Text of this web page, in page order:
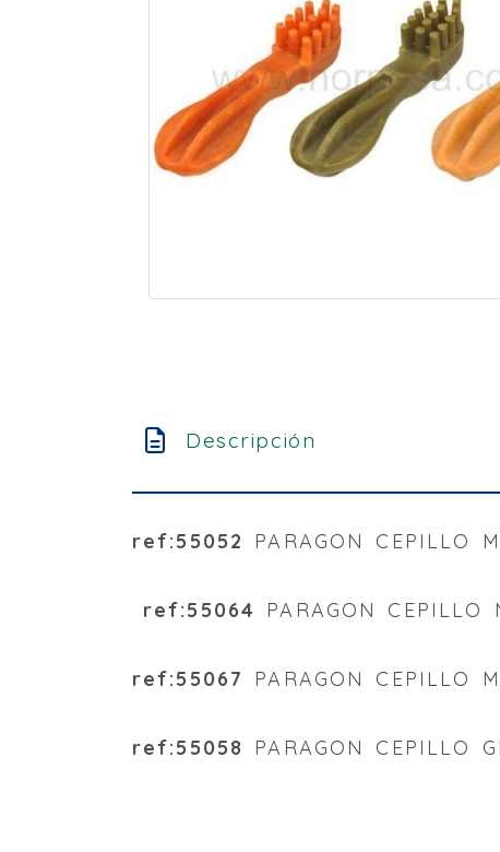
Descripción
ref:55052 PARAGON CEPILLO
ref:55064 PARAGON
ref:55067 PARAGON CEPILLO
ref:55058 PARAGON CEPILLO